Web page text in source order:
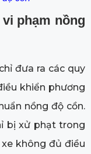
phạm nồng
đưa ra các quy
khiển phương
nồng độ cồn.
bị xử phạt trong
không đủ điều